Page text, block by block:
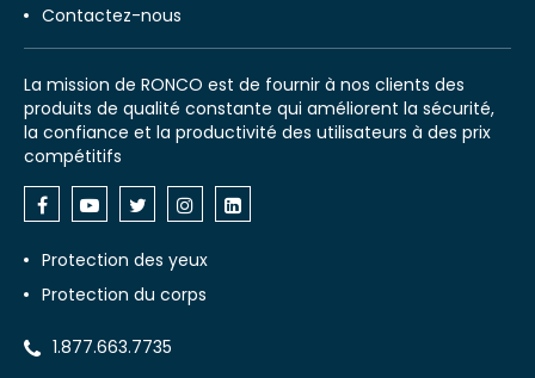
Contactez-nous
La mission de RONCO est de fournir à nos clients des
produits de qualité constante qui améliorent la sécurité,
la confiance et la productivité des utilisateurs à des prix
compétitifs
Protection des yeux
Protection du corps
1.877.663.7735